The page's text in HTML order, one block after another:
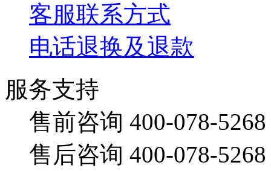
客服联系方式
电话退换及退款
服务支持
售前咨询 400-078-5268
售后咨询 400-078-5268